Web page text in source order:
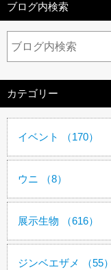
ブログ内検索
カテゴリー
イベント （170）
ウニ （8）
展示生物 （616）
ジンベエザメ （55）